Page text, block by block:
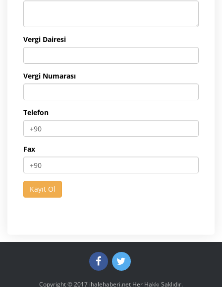
Vergi Dairesi
Vergi Numarası
Telefon
Fax
Copyright © 2017 ihalehaberi.net Her Hakkı Saklıdır.